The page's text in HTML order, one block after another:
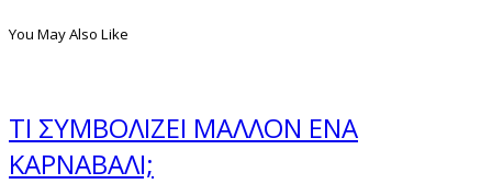
You May Also Like
ΤΙ ΣΥΜΒΟΛΙΖΕΙ ΜΑΛΛΟΝ ΕΝΑ
ΚΑΡΝΑΒΑΛΙ;